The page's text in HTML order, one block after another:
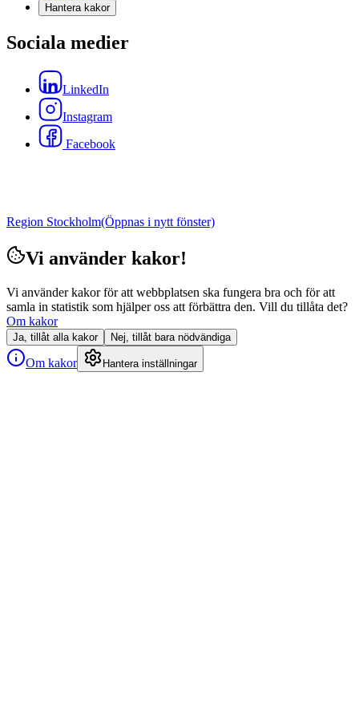
Hantera kakor
Sociala medier
LinkedIn
Instagram
Facebook
Region Stockholm(Öppnas i nytt fönster)
Vi använder kakor!
Vi använder kakor för att webbplatsen ska fungera bra och för att
samla in statistik som hjälper oss att förbättra den. Vill du tillåta det?
Om kakor
Ja, tillåt alla kakor Nej, tillåt bara nödvändiga
Om kakor Hantera inställningar